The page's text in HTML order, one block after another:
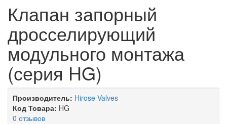
Клапан запорный
дросселирующий
модульного монтажа
(серия HG)
Производитель: Hirose Valves
Код Товара: HG
0 отзывов